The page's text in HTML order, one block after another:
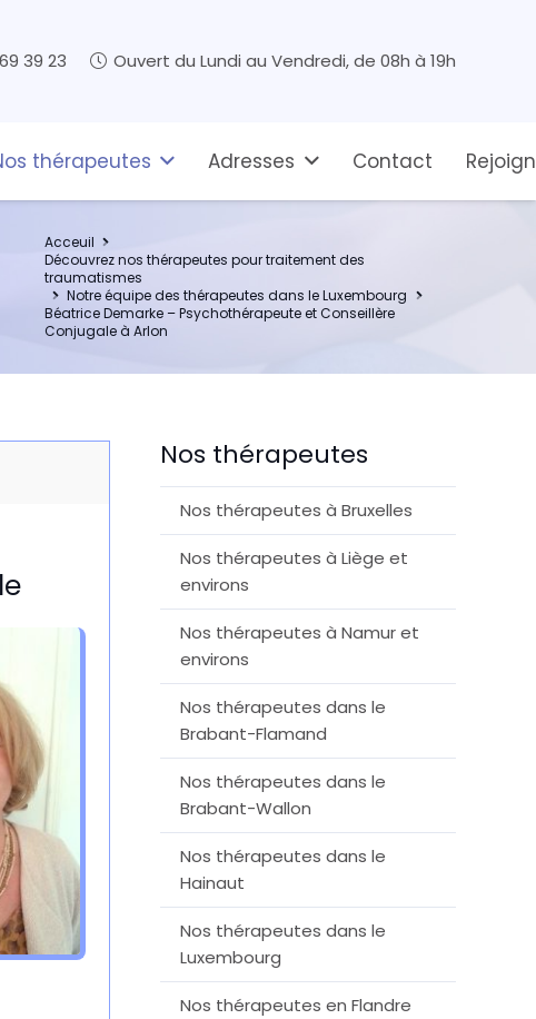
39 23 Ouvert du Lundi au Vendredi, de 08h à 19h
thérapeutes Adresses Contact
Acceuil
Découvrez nos thérapeutes pour traitement des
traumatismes
Notre équipe des thérapeutes dans le Luxembourg
Béatrice Demarke – Psychothérapeute et Conseillère
Conjugale à Arlon
Nos thérapeutes
Nos thérapeutes à Bruxelles
Nos thérapeutes à Liège et
environs
Nos thérapeutes à Namur et
environs
Nos thérapeutes dans le
Brabant-Flamand
Nos thérapeutes dans le
Brabant-Wallon
Nos thérapeutes dans le
Hainaut
Nos thérapeutes dans le
Luxembourg
Nos thérapeutes en Flandre